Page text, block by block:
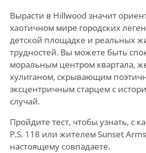
Вырасти в Hillwood значит
хаотичном мире городских
детской площадке и реальных
трудностей. Вы можете быть
моральным центром квартала,
хулиганом, скрывающим
эксцентричным старцем с
случай.
Пройдите тест, чтобы узнать, с
P.S. 118 или жителем Sunset
настоящему совпадаете.